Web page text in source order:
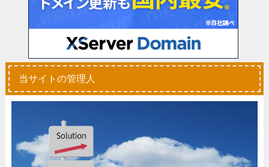
当サイトの管理人